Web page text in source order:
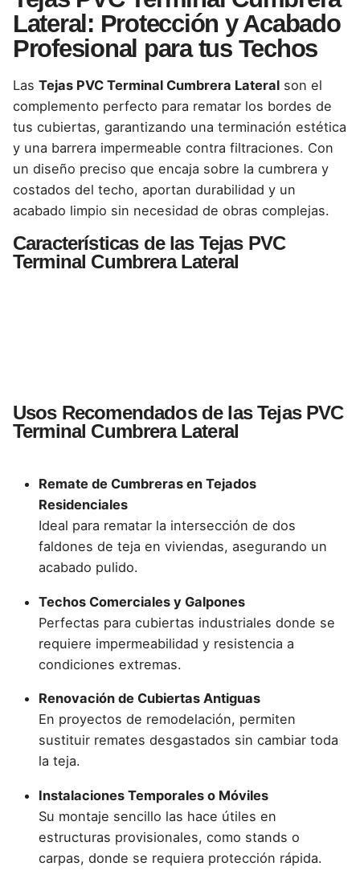
Lateral: Protección y Acabado
Profesional para tus Techos
Las Tejas PVC Terminal Cumbrera Lateral son el
complemento perfecto para rematar los bordes de
tus cubiertas, garantizando una terminación estética
y una barrera impermeable contra filtraciones. Con
un diseño preciso que encaja sobre la cumbrera y
costados del techo, aportan durabilidad y un
acabado limpio sin necesidad de obras complejas.
Características de las Tejas PVC
Terminal Cumbrera Lateral
Usos Recomendados de las Tejas PVC
Terminal Cumbrera Lateral
Remate de Cumbreras en Tejados
Residenciales
Ideal para rematar la intersección de dos
faldones de teja en viviendas, asegurando un
acabado pulido.
Techos Comerciales y Galpones
Perfectas para cubiertas industriales donde se
requiere impermeabilidad y resistencia a
condiciones extremas.
Renovación de Cubiertas Antiguas
En proyectos de remodelación, permiten
sustituir remates desgastados sin cambiar toda
la teja.
Instalaciones Temporales o Móviles
Su montaje sencillo las hace útiles en
estructuras provisionales, como stands o
carpas, donde se requiera protección rápida.